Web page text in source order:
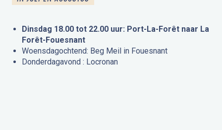
Dinsdag 18.00 tot 22.00 uur: Port-La-Forêt naar La
Forêt-Fouesnant
Woensdagochtend: Beg Meil in Fouesnant
Donderdagavond : Locronan